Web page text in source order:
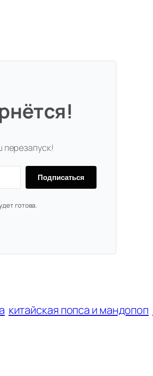
Подписаться
готова.
Kit
китайская попса и мандопоп